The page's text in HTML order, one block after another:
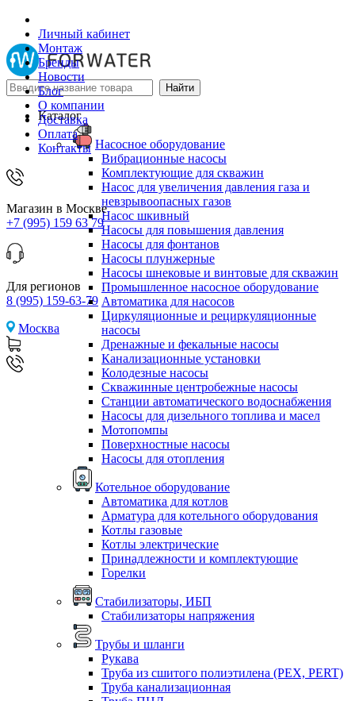
Личный кабинет
Монтаж
Бренды
Новости
Блог
О компании
Доставка
Оплата
Контакты
Магазин в Москве
+7 (995) 159 63 79
Для регионов
8 (995) 159-63-79
Москва
Каталог
Насосное оборудование
Вибрационные насосы
Комплектующие для скважин
Насос для увеличения давления газа и
невзрывоопасных газов
Насос шкивный
Насосы для повышения давления
Насосы для фонтанов
Насосы плунжерные
Насосы шнековые и винтовые для скважин
Промышленное насосное оборудование
Автоматика для насосов
Циркуляционные и рециркуляционные
насосы
Дренажные и фекальные насосы
Канализационные установки
Колодезные насосы
Скважинные центробежные насосы
Станции автоматического водоснабжения
Насосы для дизельного топлива и масел
Мотопомпы
Поверхностные насосы
Насосы для отопления
Котельное оборудование
Автоматика для котлов
Арматура для котельного оборудования
Котлы газовые
Котлы электрические
Принадлежности и комплектующие
Горелки
Стабилизаторы, ИБП
Стабилизаторы напряжения
Трубы и шланги
Рукава
Труба из сшитого полиэтилена (PEX, PERT)
Труба канализационная